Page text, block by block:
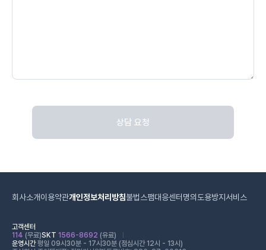
상담 요청
회사소개이용약관개인정보처리방침불법스팸대응센터 명의도용방지서비스
고객센터
114 (무료)SKT 1566-8692 (유료)
운영시간평일 09시30분 - 17시30분 (점심시간 12시 - 13시)